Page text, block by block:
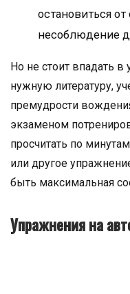
остановиться
несоблюдение
Но не стоит впадать в
нужную литературу,
премудрости
экзаменом
просчитать по
или другое
быть максимальная
Упражнения на